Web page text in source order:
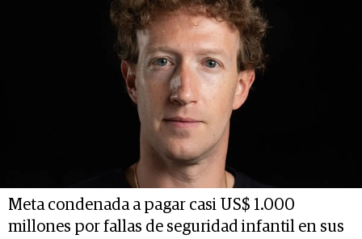
Meta condenada a pagar casi US$ 1.000
millones por fallas de seguridad infantil en sus